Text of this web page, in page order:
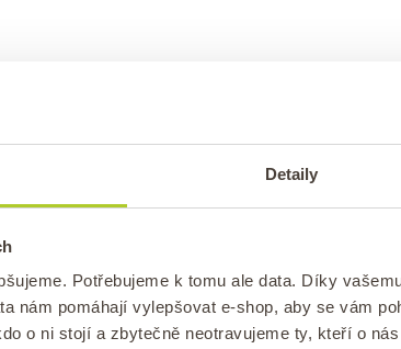
Detaily
Potřebujeme k tomu ale data. Díky
nám pomáhají vylepšovat e-shop, aby se vám
o ni stojí a zbytečně neotravujeme ty, kteří o
ořechů
Nejlepší a naprosto jednoduchý recept na kešu
✅ Hotový za pár minut. ✅ Rychlá příprava. ✅
chuť. ✅ Video návod, jak na něj